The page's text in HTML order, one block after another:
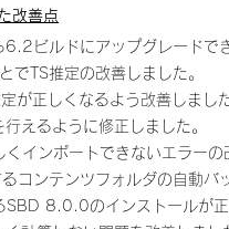
改善点
ビルドにアップグレードで
でTS推定の改善しました。
が正しくなるよう改善しました
えるように修正しました。
インポートできないエラーの
コンテンツフォルダの自動バ
8.0.0のインストールが正